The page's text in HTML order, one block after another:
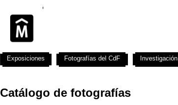
Catálogo de fotografías
Exposiciones Fotografías del CdF Investigación